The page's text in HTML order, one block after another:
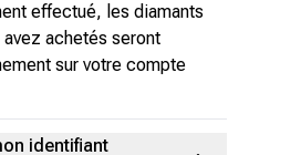
effectué, les diamants
avez achetés seront
sur votre compte
identifiant